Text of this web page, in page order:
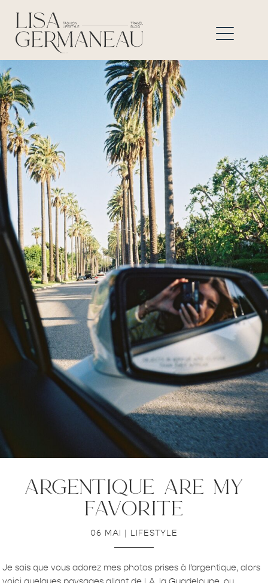
argentique are my
favorite
06 MAI | LIFESTYLE
Je sais que vous adorez mes photos prises à l’argentique, alors